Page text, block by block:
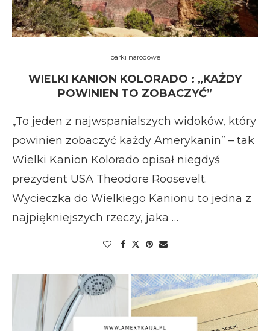
parki narodowe
WIELKI KANION KOLORADO : „KAŻDY
POWINIEN TO ZOBACZYĆ”
„To jeden z najwspanialszych widoków, który
powinien zobaczyć każdy Amerykanin” – tak
Wielki Kanion Kolorado opisał niegdyś
prezydent USA Theodore Roosevelt.
Wycieczka do Wielkiego Kanionu to jedna z
najpiękniejszych rzeczy, jaka …